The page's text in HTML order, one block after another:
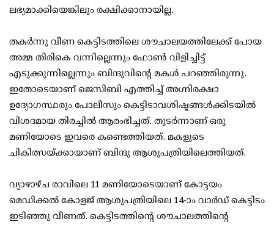
ലഭ്യമാക്കിയെങ്കിലും രക്ഷിക്കാനായില്ല.
തകര്‍ന്നു വീണ കെട്ടിടത്തിലെ ശൗചാലയത്തിലേക്ക് പോയ
അമ്മ തിരികെ വന്നില്ലെന്നും ഫോണ്‍ വിളിച്ചിട്ട്
എടുക്കുന്നില്ലെന്നും ബിന്ദുവിന്റെ മകള്‍ പറഞ്ഞിരുന്നു.
ഇതോടെയാണ് ജെസിബി എത്തിച്ച് അഗ്നിരക്ഷാ
ഉദ്യോഗസ്ഥരും പോലീസും കെട്ടിടാവശിഷ്ടങ്ങള്‍ക്കിടയില്‍
വിശദമായ തിരച്ചില്‍ ആരംഭിച്ചത്. തുടര്‍ന്നാണ് ഒരു
മണിയോടെ ഇവരെ കണ്ടെത്തിയത്. മകളുടെ
ചികിത്സയ്ക്കായാണ് ബിന്ദു ആശുപത്രിയിലെത്തിയത്.
വ്യാഴാഴ്ച രാവിലെ 11 മണിയോടെയാണ് കോട്ടയം
മെഡിക്കല്‍ കോളജ് ആശുപത്രിയിലെ 14-ാം വാര്‍ഡ് കെട്ടിടം
ഇടിഞ്ഞു വീണത്. കെട്ടിടത്തിന്റെ ശൗചാലത്തിന്റെ